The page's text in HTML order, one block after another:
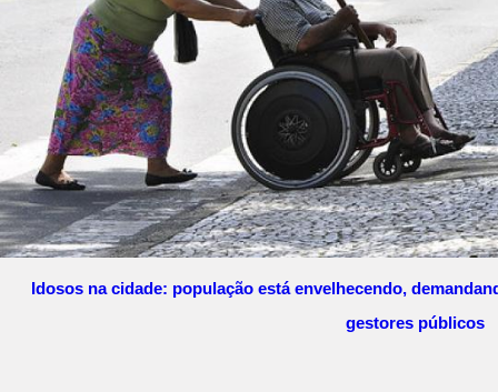
Idosos na cidade: população está envelhecendo,
gestores públicos